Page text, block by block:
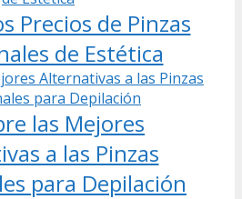
Precios de Pinzas
de Estética
las Mejores
a las Pinzas
para Depilación